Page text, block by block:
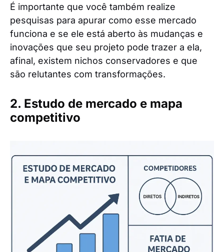
É importante que você também realize
pesquisas para apurar como esse mercado
funciona e se ele está aberto às mudanças e
inovações que seu projeto pode trazer a ela,
afinal, existem nichos conservadores e que
são relutantes com transformações.
2. Estudo de mercado e mapa
competitivo